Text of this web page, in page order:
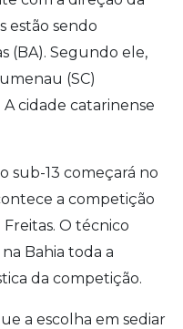
estão sendo
(BA). Segundo ele,
(SC)
A cidade catarinense
sub-13 começará no
a competição
O técnico
Bahia toda a
da competição.
a escolha em sediar